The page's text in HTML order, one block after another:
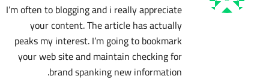
I’m often to blogging and i really appreciate
your content. The article has actually
peaks my interest. I’m going to bookmark
your web site and maintain checking for
brand spanking new information.